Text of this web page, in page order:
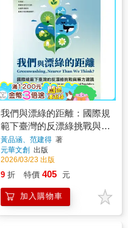
我們與漂綠的距離：國際規
範下臺灣的反漂綠挑戰與解
方建議
黃品涵、范建得 著
元華文創 出版
2026/03/23 出版
9 折 特價 405 元
加入購物車